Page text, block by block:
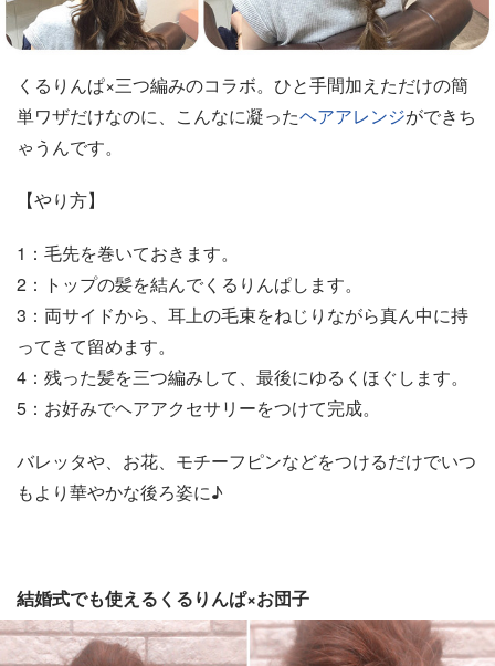
くるりんぱ×三つ編みのコラボ。ひと手間加えただけの簡
単ワザだけなのに、こんなに凝ったヘアアレンジができち
ゃうんです。
【やり方】
1：毛先を巻いておきます。
2：トップの髪を結んでくるりんぱします。
3：両サイドから、耳上の毛束をねじりながら真ん中に持
ってきて留めます。
4：残った髪を三つ編みして、最後にゆるくほぐします。
5：お好みでヘアアクセサリーをつけて完成。
バレッタや、お花、モチーフピンなどをつけるだけでいつ
もより華やかな後ろ姿に♪
結婚式でも使えるくるりんぱ×お団子